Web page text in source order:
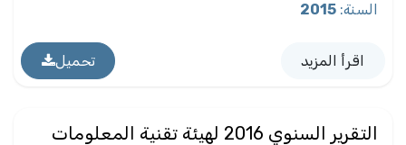
السنة:
2015
اقرأ المزيد تحميل
التقرير السنوي 2016 لهيئة تقنية المعلومات